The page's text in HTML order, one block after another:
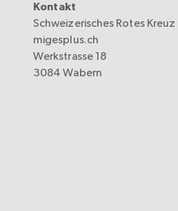
Kontakt
Schweizerisches Rotes Kreuz
migesplus.ch
Werkstrasse 18
3084 Wabern